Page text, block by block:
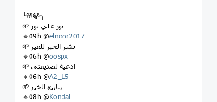
╰🌸🍃╮
🌱 نور علي نور
🔹09h @elnoor2017
🌱 نشر الخير للغير
🔹06h @oospx
🌱 ادعية لصديقتي
🔹06h @A2_L5
🌱 ينابيع الخير
🔹08h @Kondai